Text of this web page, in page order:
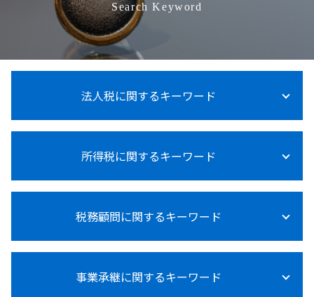
Search Keyword
法人税に関するキーワード
法人税 青色申告
法人税
法人税 中間納付
法人税 申告 延長
法人税とは 種類
赤字 法人税
所得税に関するキーワード
所得税 対象
所得税法
所得税計算
所得税 申告漏れ
税務顧問に関するキーワード
税務顧問 費用事業承継に関するキーワード